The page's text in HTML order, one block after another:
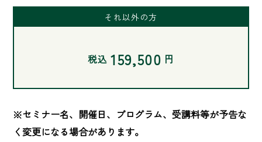
それ以外の方
税込 159,500 円
※セミナー名、開催日、プログラム、受講料等が予告な
く変更になる場合があります。